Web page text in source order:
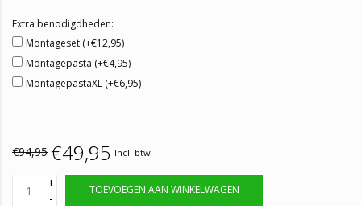
Extra benodigdheden:
Montageset (+€12,95)
Montagepasta (+€4,95)
MontagepastaXL (+€6,95)
€94,95 €49,95 Incl. btw
+
-
TOEVOEGEN AAN WINKELWAGEN